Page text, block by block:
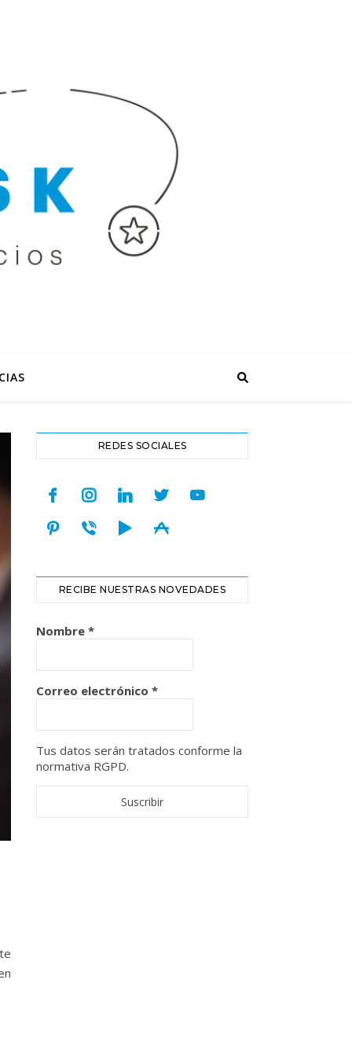
REDES SOCIALES
facebookinstagramlinkedintwitteryoutube
pinterest
viber play appstore
RECIBE NUESTRAS NOVEDADES
Nombre *
Correo electrónico *
Tus datos serán tratados conforme la
normativa RGPD.